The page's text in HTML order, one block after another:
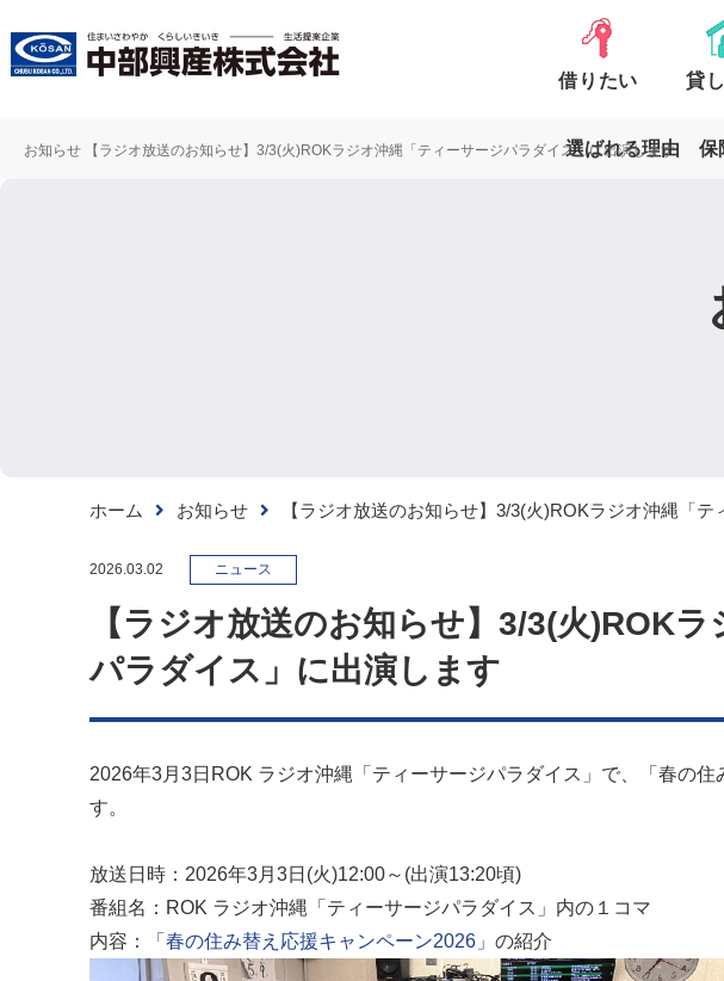
借りたい 貸
選ばれる理由 保
お知らせ 【ラジオ放送のお知らせ】3/3(火)ROKラジオ沖縄「ティーサージパラダイス」に出演します
ホーム お知らせ 【ラジオ放送のお知らせ】3/3(火)ROKラジオ沖縄「
2026.03.02 ニュース
【ラジオ放送のお知らせ】3/3(火)ROK
パラダイス」に出演します
2026年3月3日ROK ラジオ沖縄「ティーサージパラダイス」で、「春の
す。
放送日時：2026年3月3日(火)12:00～(出演13:20頃)
番組名：ROK ラジオ沖縄「ティーサージパラダイス」内の１コマ
内容：
「春の住み替え応援キャンペーン2026」 の紹介